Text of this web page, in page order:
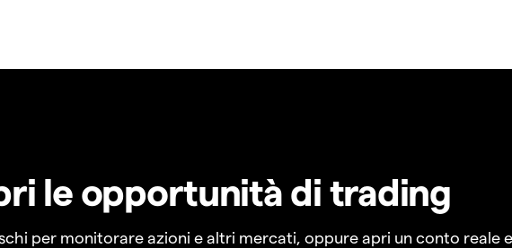
le opportunità di trading
per monitorare azioni e altri mercati, oppure apri un conto reale